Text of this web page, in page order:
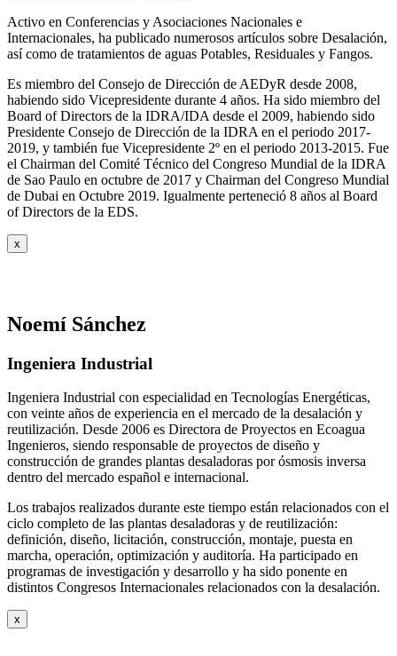
Activo en Conferencias y Asociaciones Nacionales e
Internacionales, ha publicado numerosos artículos sobre Desalación,
así como de tratamientos de aguas Potables, Residuales y Fangos.
Es miembro del Consejo de Dirección de AEDyR desde 2008,
habiendo sido Vicepresidente durante 4 años. Ha sido miembro del
Board of Directors de la IDRA/IDA desde el 2009, habiendo sido
Presidente Consejo de Dirección de la IDRA en el periodo 2017-
2019, y también fue Vicepresidente 2º en el periodo 2013-2015. Fue
el Chairman del Comité Técnico del Congreso Mundial de la IDRA
de Sao Paulo en octubre de 2017 y Chairman del Congreso Mundial
de Dubai en Octubre 2019. Igualmente perteneció 8 años al Board
of Directors de la EDS.
x
Noemí Sánchez
Ingeniera Industrial
Ingeniera Industrial con especialidad en Tecnologías Energéticas,
con veinte años de experiencia en el mercado de la desalación y
reutilización. Desde 2006 es Directora de Proyectos en Ecoagua
Ingenieros, siendo responsable de proyectos de diseño y
construcción de grandes plantas desaladoras por ósmosis inversa
dentro del mercado español e internacional.
Los trabajos realizados durante este tiempo están relacionados con el
ciclo completo de las plantas desaladoras y de reutilización:
definición, diseño, licitación, construcción, montaje, puesta en
marcha, operación, optimización y auditoría. Ha participado en
programas de investigación y desarrollo y ha sido ponente en
distintos Congresos Internacionales relacionados con la desalación.
x